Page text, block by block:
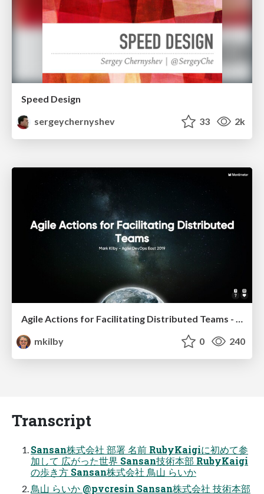
Speed Design
sergeychernyshev
33 2k
mkilby
0 240
Transcript
Sansan株式会社 部署 名前 RubyKaigiに初めて参
加して 広がった世界 Sansan技術本部 RubyKaigi
の歩き⽅ Sansan株式会社 ⿃⼭ らいか
⿃⼭ らいか @pvcresin Sansan株式会社 技術本部